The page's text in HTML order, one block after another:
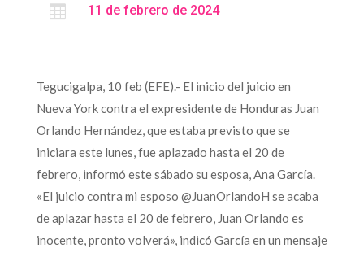
 11 de febrero de 2024
Tegucigalpa, 10 feb (EFE).- El inicio del juicio en
Nueva York contra el expresidente de Honduras Juan
Orlando Hernández, que estaba previsto que se
iniciara este lunes, fue aplazado hasta el 20 de
febrero, informó este sábado su esposa, Ana García.
«El juicio contra mi esposo @JuanOrlandoH se acaba
de aplazar hasta el 20 de febrero, Juan Orlando es
inocente, pronto volverá», indicó García en un mensaje